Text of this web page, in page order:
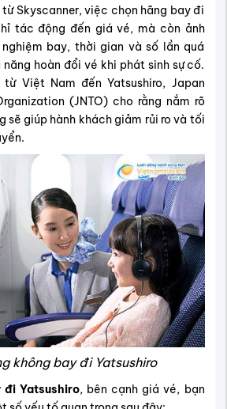
Skyscanner, việc chọn hãng bay đi
tác động đến giá vé, mà còn ảnh
bay, thời gian và số lần quá
năng hoàn đổi vé khi phát sinh sự cố.
Việt Nam đến Yatsushiro, Japan
(JNTO) cho rằng nắm rõ
sẽ giúp hành khách giảm rủi ro và tối
không bay đi Yatsushiro
đi Yatsushiro, bên cạnh giá vé, bạn